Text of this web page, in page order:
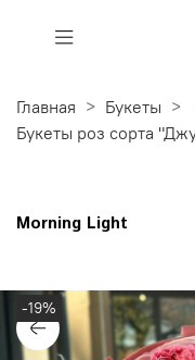
Главная Букеты
Букеты роз сорта
Morning Light
-19%